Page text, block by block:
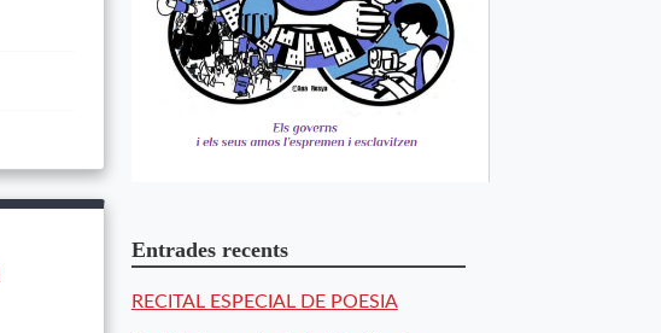
Entrades recents
RECITAL ESPECIAL DE POESIA